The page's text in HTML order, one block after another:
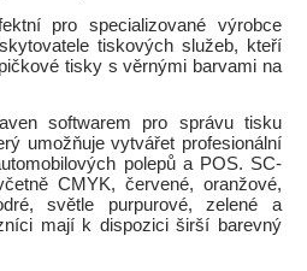
pro specializované výrobce
tiskových služeb, kteří
tisky s věrnými barvami na
softwarem pro správu tisku
umožňuje vytvářet profesionální
polepů a POS. SC-
CMYK, červené, oranžové,
světle purpurové, zelené a
mají k dispozici širší barevný